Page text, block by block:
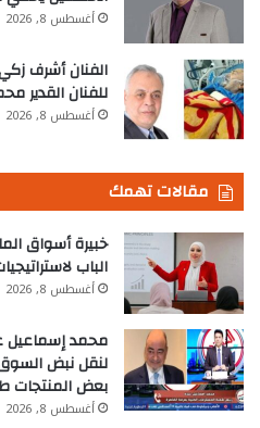
أغسطس 8, 2026
الفنان أشرف
للفنان القدير
أغسطس 8, 2026
مقالات تهمك
خبيرة أسواق
الباب
أغسطس 8, 2026
محمد إسماعيل
لنقل نبض السوق
بعض المنتجات
أغسطس 8, 2026